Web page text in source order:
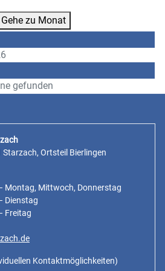
Gehe zu Monat
gefunden
Ortsteil Bierlingen
Montag, Mittwoch, Donnerstag
Dienstag
Freitag
Kontaktmöglichkeiten)